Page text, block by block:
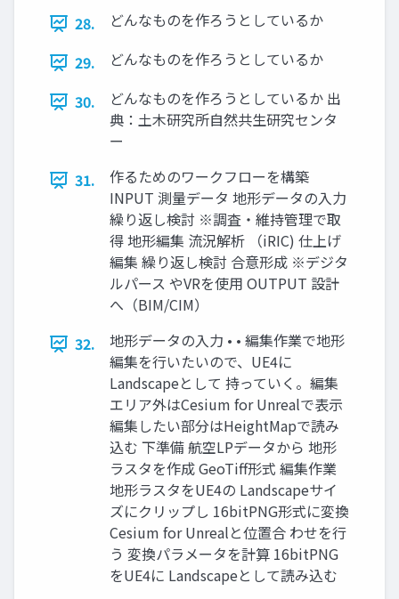
28.
どんなものを作ろうとしているか
29.
どんなものを作ろうとしているか
30.
どんなものを作ろうとしているか 出
典：土木研究所自然共生研究センタ
ー
31.
作るためのワークフローを構築
INPUT 測量データ 地形データの入力
繰り返し検討 ※調査・維持管理で取
得 地形編集 流況解析 （iRIC) 仕上げ
編集 繰り返し検討 合意形成 ※デジタ
ルパース やVRを使用 OUTPUT 設計
へ（BIM/CIM）
32.
地形データの入力 • • 編集作業で地形
編集を行いたいので、UE4に
Landscapeとして 持っていく。編集
エリア外はCesium for Unrealで表示
編集したい部分はHeightMapで読み
込む 下準備 航空LPデータから 地形
ラスタを作成 GeoTiff形式 編集作業
地形ラスタをUE4の Landscapeサイ
ズにクリップし 16bitPNG形式に変換
Cesium for Unrealと位置合 わせを行
う 変換パラメータを計算 16bitPNG
をUE4に Landscapeとして読み込む